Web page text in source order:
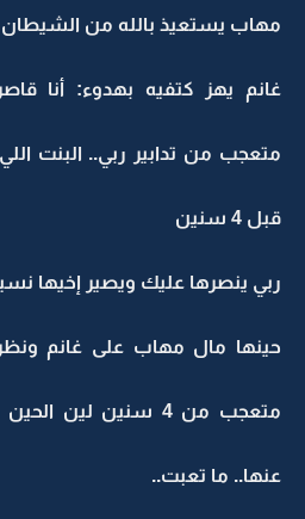
مهاب يستعيذ بالله من الشيطان
غانم يهز كتفيه بهدوء: أنا
متعجب من تدابير ربي.. البنت
قبل 4 سنين
ربي ينصرها عليك ويصير إخيها
حينها مال مهاب على غانم
متعجب من 4 سنين لين
عنها.. ما تعبت..